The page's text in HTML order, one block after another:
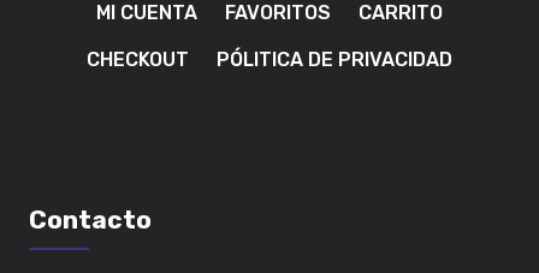
MI CUENTA FAVORITOS CARRITO
CHECKOUT PÓLITICA DE PRIVACIDAD
Contacto